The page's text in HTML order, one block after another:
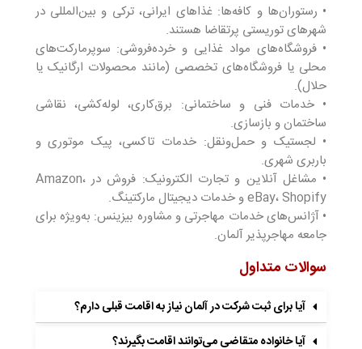
• رستوران‌ها و کافه‌ها: غذاهای ایرانی، ترکی و بین‌المللی در
شهرهای توریستی پرتقاضا هستند.
• فروشگاه‌های مواد غذایی و خرده‌فروشی: سوپرمارکت‌های
محلی یا فروشگاه‌های تخصصی (مانند محصولات ارگانیک یا
حلال).
• خدمات فنی و ساختمانی: برق‌کاری، لوله‌کشی، نقاشی
ساختمان و بازسازی.
• لجستیک و حمل‌ونقل: خدمات تاکسی، پیک موتوری و
باربری شهری.
• مشاغل آنلاین و تجارت الکترونیک: فروش در Amazon،
eBay، Shopify و خدمات دیجیتال مارکتینگ.
• آژانس‌های خدمات مهاجرتی و مشاوره بیزینس: به‌ویژه برای
جامعه مهاجرپذیر آلمان.
سوالات متداول
آیا برای ثبت شرکت در آلمان نیاز به اقامت قبلی دارم؟
آیا خانواده متقاضی می‌توانند اقامت بگیرند؟